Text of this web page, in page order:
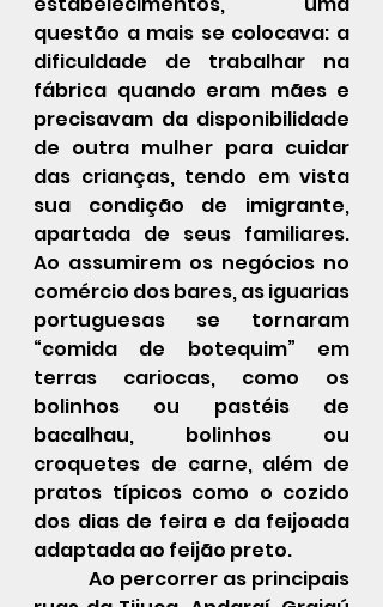
questão a mais se colocava: a
dificuldade de trabalhar na
fábrica quando eram mães e
precisavam da disponibilidade
de outra mulher para cuidar
das crianças, tendo em vista
sua condição de imigrante,
apartada de seus familiares.
Ao assumirem os negócios no
comércio dos bares, as iguarias
portuguesas se tornaram
“comida de botequim” em
terras cariocas, como os
bolinhos ou pastéis de
bacalhau, bolinhos ou
croquetes de carne, além de
pratos típicos como o cozido
dos dias de feira e da feijoada
adaptada ao feijão preto.
            Ao percorrer as principais